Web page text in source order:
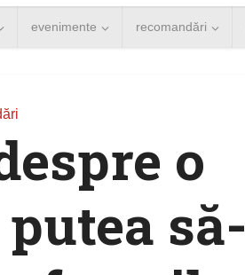
evenimente recomandări
o
să-